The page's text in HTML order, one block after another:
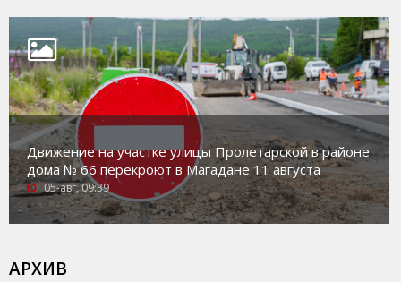
Движение на участке улицы Пролетарской в районе
дома № 66 перекроют в Магадане 11 августа
05-авг, 09:39
АРХИВ